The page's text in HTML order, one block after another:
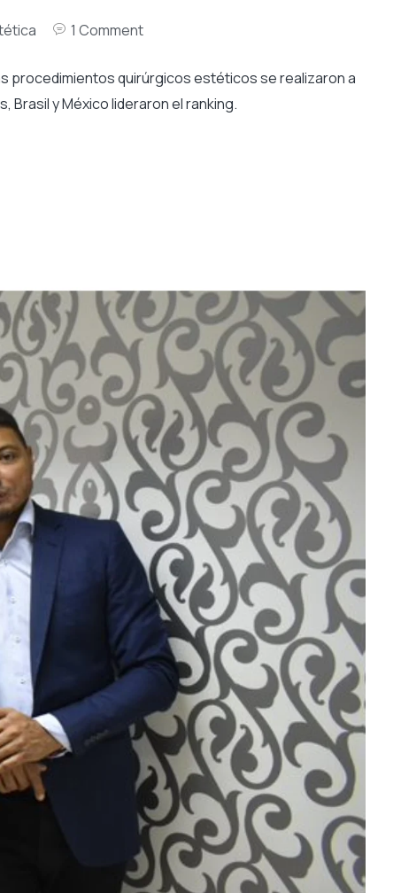
1 Comment
procedimientos quirúrgicos estéticos se realizaron a
Brasil y México lideraron el ranking.